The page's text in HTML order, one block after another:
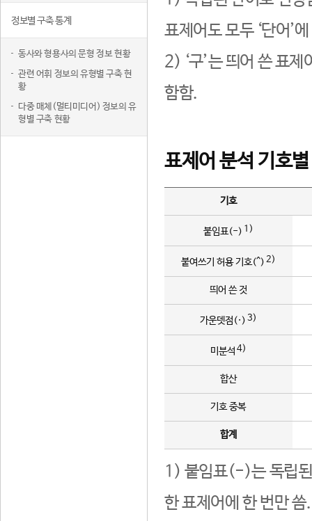
정보별 구축 통계
동사와 형용사의 문형 정보 현황
관련 어휘 정보의 유형별 구축 현
황
다중 매체(멀티미디어) 정보의 유
형별 구축 현황
표제어도 모두 ‘단어’
2) ‘구’는 띄어 쓴 표
함함.
표제어 분석 기호
기호
붙임표(-) 1)
붙여쓰기 허용 기호(^) 2)
띄어 쓴 것
가운뎃점(·) 3)
미분석 4)
합산
기호 중복
합계
1) 붙임표(-)는 독립된
한 표제어에 한 번만